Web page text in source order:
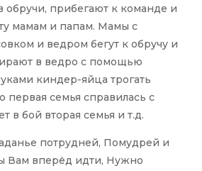
обручи, прибегают к команде и
мамам и папам. Мамы с
и ведром бегут к обручу и
в ведро с помощью
киндер-яйца трогать
первая семья справилась с
в бой вторая семья и т.д.
потрудней, Помудрей и
Вам вперёд идти, Нужно